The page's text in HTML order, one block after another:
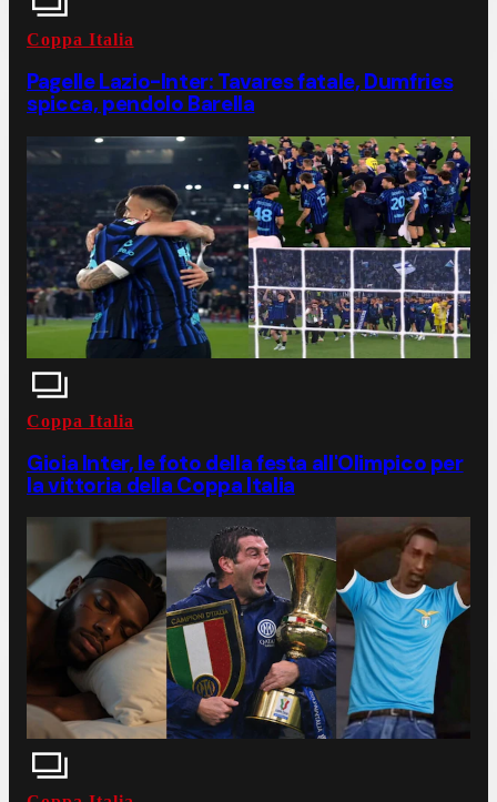
Coppa Italia
Pagelle Lazio-Inter: Tavares fatale, Dumfries
spicca, pendolo Barella
Coppa Italia
Gioia Inter, le foto della festa all'Olimpico per
la vittoria della Coppa Italia